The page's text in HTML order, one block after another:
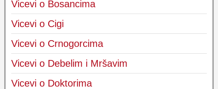
Vicevi o Bosancima
Vicevi o Cigi
Vicevi o Crnogorcima
Vicevi o Debelim i Mršavim
Vicevi o Doktorima